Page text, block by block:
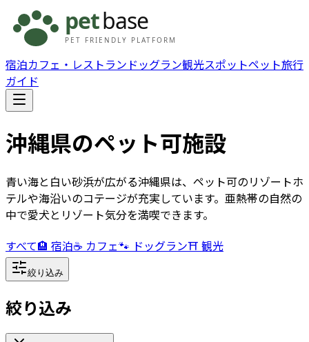
宿泊カフェ・レストラン ドッグラン観光スポットペット旅行
ガイド
沖縄県のペット可施設
青い海と白い砂浜が広がる沖縄県は、ペット可のリゾートホ
テルや海沿いのコテージが充実しています。亜熱帯の自然の
中で愛犬とリゾート気分を満喫できます。
すべて🏨 宿泊☕ カフェ🐾 ドッグラン⛩️ 観光
絞り込み
絞り込み